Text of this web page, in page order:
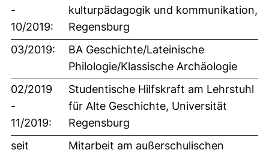
-
10/2019:
kulturpädagogik und kommunikation,
Regensburg
03/2019:
BA Geschichte/Lateinische
Philologie/Klassische Archäologie
02/2019
-
11/2019:
Studentische Hilfskraft am Lehrstuhl
für Alte Geschichte, Universität
Regensburg
seit
Mitarbeit am außerschulischen